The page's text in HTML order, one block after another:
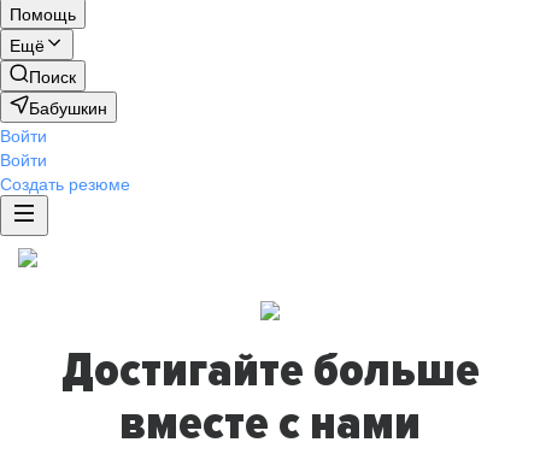
Помощь
Ещё
Поиск
Бабушкин
Войти
Войти
Создать резюме
Достигайте больше
вместе с нами